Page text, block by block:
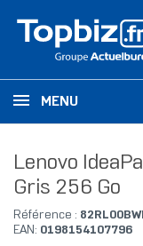
MENU
Lenovo
Gris 256 Go
Référence :
EAN: 0198154107796